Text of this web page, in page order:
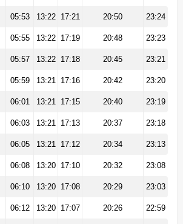
05:53 13:22 17:21 20:50 23:24
05:55 13:22 17:19 20:48 23:23
05:57 13:22 17:18 20:45 23:21
05:59 13:21 17:16 20:42 23:20
06:01 13:21 17:15 20:40 23:19
06:03 13:21 17:13 20:37 23:18
06:05 13:21 17:12 20:34 23:13
06:08 13:20 17:10 20:32 23:08
06:10 13:20 17:08 20:29 23:03
06:12 13:20 17:07 20:26 22:59